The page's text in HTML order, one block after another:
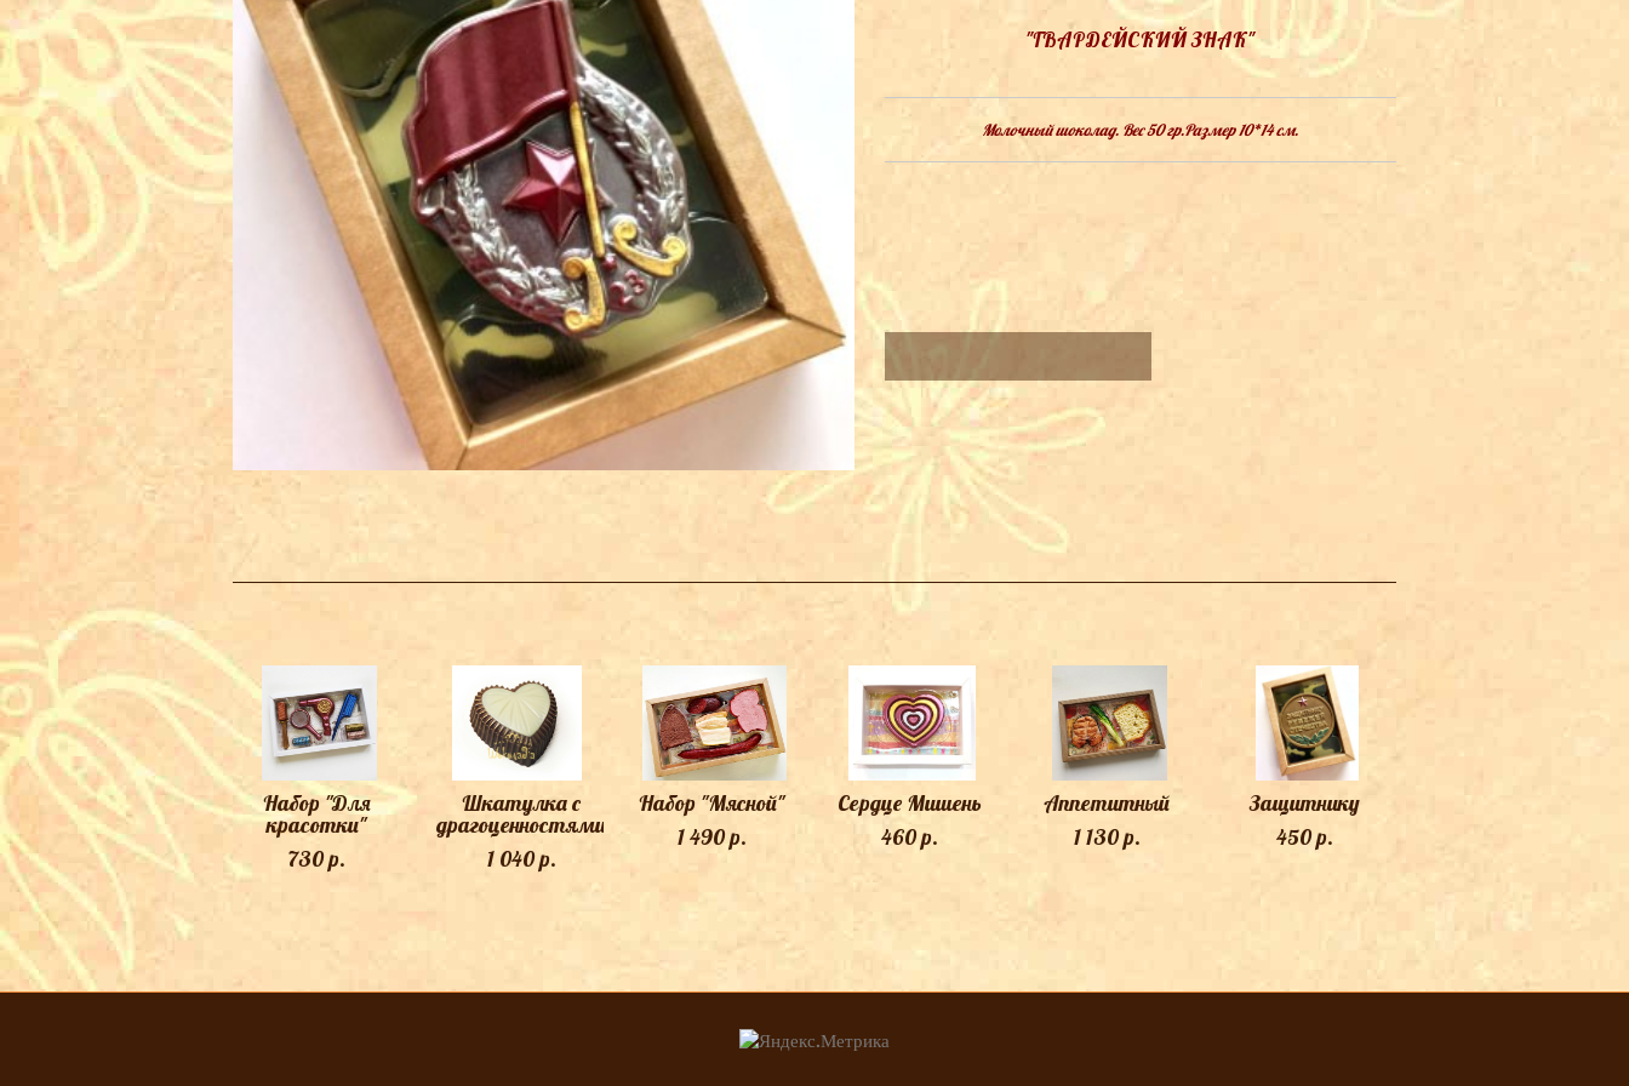
"ГВАРДЕЙСКИЙ ЗНАК"
Молочный шоколад. Вес 50 гр.Размер 10*14 см.
ТАКЖЕ ВАМ МОЖЕТ ПОНРАВИТЬСЯ
Набор "Для
красотки"
730 p.
Шкатулка с
драгоценностями
1 040 p.
Набор "Мясной"
1 490 p.
Сердце Мишень
460 p.
Аппетитный
1 130 p.
Защитнику
450 p.